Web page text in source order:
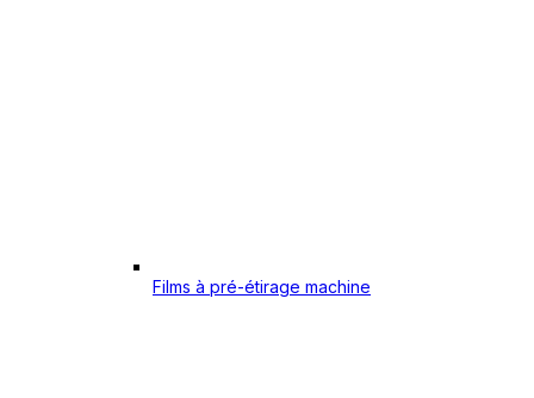
Films à pré-étirage machine